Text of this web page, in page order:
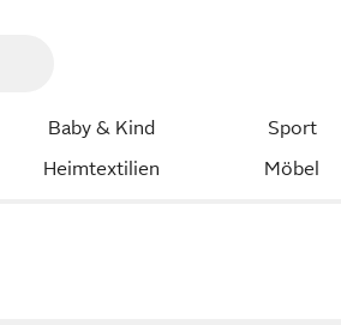
Baby & Kind Sport
Heimtextilien Möbel